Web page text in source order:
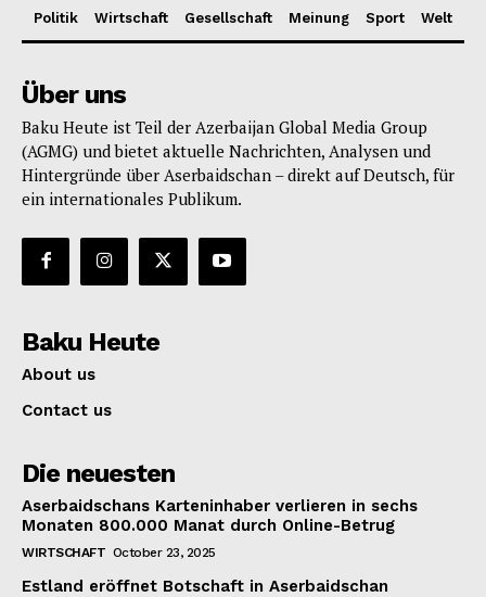
Politik Wirtschaft Gesellschaft Meinung Sport Welt
Über uns
Baku Heute ist Teil der Azerbaijan Global Media Group
(AGMG) und bietet aktuelle Nachrichten, Analysen und
Hintergründe über Aserbaidschan – direkt auf Deutsch, für
ein internationales Publikum.
Baku Heute
About us
Contact us
Die neuesten
Aserbaidschans Karteninhaber verlieren in sechs
Monaten 800.000 Manat durch Online-Betrug
WIRTSCHAFT October 23, 2025
Estland eröffnet Botschaft in Aserbaidschan